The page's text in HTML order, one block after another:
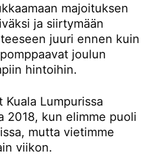
majoituksen
ja siirtymään
juuri ennen kuin
joulun
hintoihin.
Kuala Lumpurissa
2018, kun elimme puoli
mutta vietimme
viikon.